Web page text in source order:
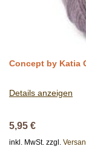
Concept by Katia
Details anzeigen
5,95 €
inkl. MwSt. zzgl.